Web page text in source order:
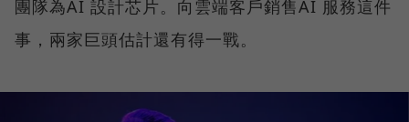
團隊為AI 設計芯片。向雲端客戶銷售AI 服務這件
事，兩家巨頭估計還有得一戰。